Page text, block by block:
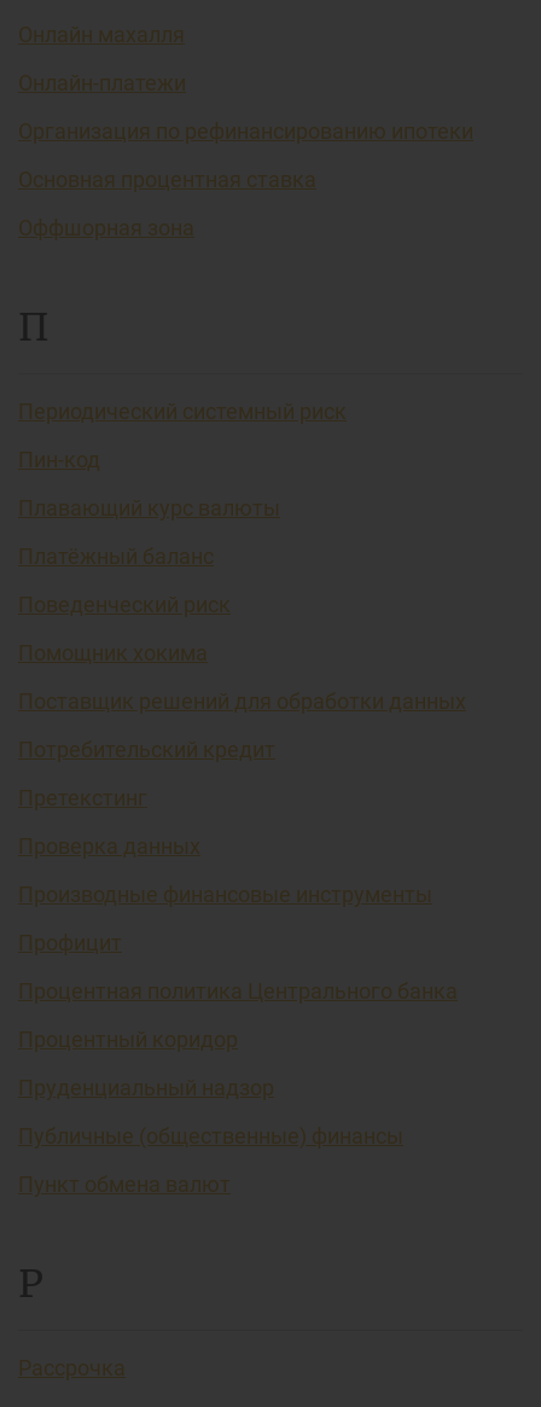
Онлайн махалля
Онлайн-платежи
Организация по рефинансированию ипотеки
Основная процентная ставка
Оффшорная зона
П
Периодический системный риск
Пин-код
Плавающий курс валюты
Платёжный баланс
Поведенческий риск
Помощник хокима
Поставщик решений для обработки данных
Потребительский кредит
Претекстинг
Проверка данных
Производные финансовые инструменты
Профицит
Процентная политика Центрального банка
Процентный коридор
Пруденциальный надзор
Публичные (общественные) финансы
Пункт обмена валют
Р
Рассрочка